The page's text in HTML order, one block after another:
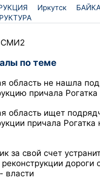
Иркутск
СМИ2
по теме
область не нашла
причала
область ищет
причала Рогатка
за свой счет
дороги
власти